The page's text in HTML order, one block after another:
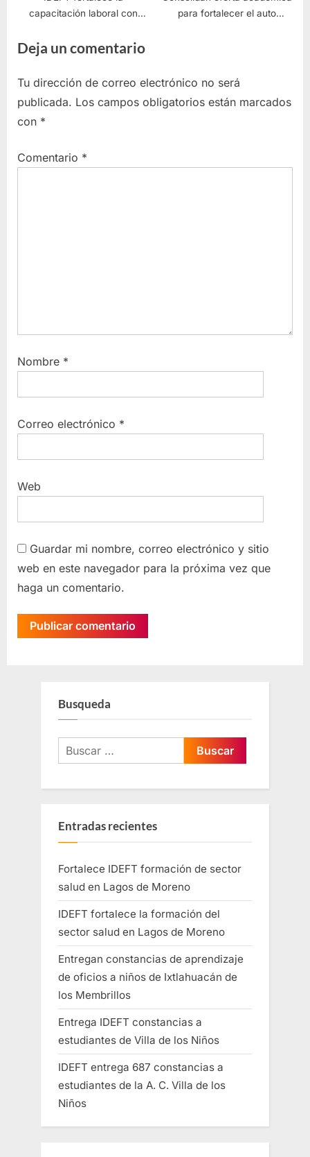
capacitación laboral con
industriales y empresarios de
para fortalecer el auto
Deja un comentario
Tu dirección de correo electrónico no será
publicada. Los campos obligatorios están marcados
con *
Comentario *
Nombre *
Correo electrónico *
Web
Guardar mi nombre, correo electrónico y sitio
web en este navegador para la próxima vez que
haga un comentario.
Busqueda
Entradas recientes
Fortalece IDEFT formación de sector
salud en Lagos de Moreno
IDEFT fortalece la formación del
sector salud en Lagos de Moreno
Entregan constancias de aprendizaje
de oficios a niños de Ixtlahuacán de
los Membrillos
Entrega IDEFT constancias a
estudiantes de Villa de los Niños
IDEFT entrega 687 constancias a
estudiantes de la A. C. Villa de los
Niños